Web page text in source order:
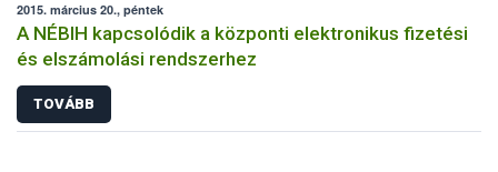
2015. március 20., péntek
A NÉBIH kapcsolódik a központi elektronikus fizetési
és elszámolási rendszerhez
TOVÁBB